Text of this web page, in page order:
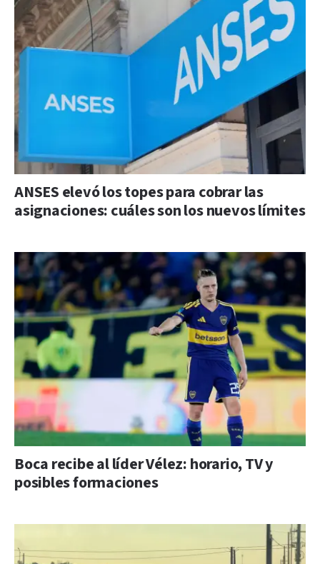
ANSES elevó los topes para cobrar las
asignaciones: cuáles son los nuevos límites
Boca recibe al líder Vélez: horario, TV y
posibles formaciones